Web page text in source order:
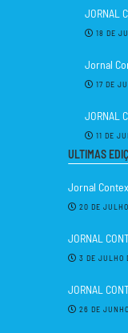
JORNAL
18 DE
Jornal
17 DE
JORNAL
11 DE
ULTIMAS
Jornal
20 DE
JORNAL
3 DE JULHO
JORNAL
26 DE